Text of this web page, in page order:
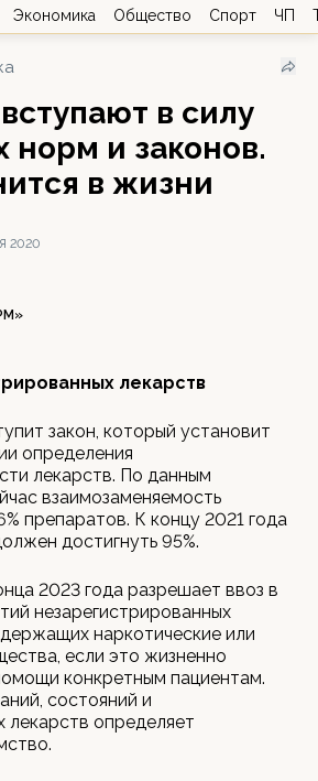
Экономика Общество Спорт ЧП
в силу
норм и законов.
в жизни
2020
лекарств
закон, который установит
определения
лекарств. По данным
взаимозаменяемость
препаратов. К концу 2021 года
достигнуть 95%.
2023 года разрешает ввоз в
незарегистрированных
наркотические или
если это жизненно
конкретным пациентам.
состояний и
определяет